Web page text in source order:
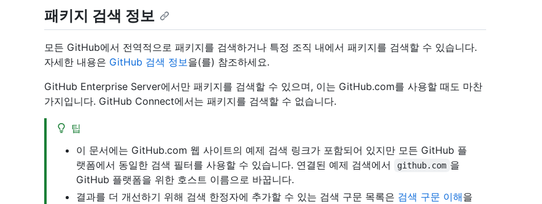
패키지 검색 정보
모든 GitHub에서 전역적으로 패키지를 검색하거나 특정 조직 내에서 패키지를 검색할 수 있습니다.
자세한 내용은 GitHub 검색 정보을(를) 참조하세요.
GitHub Enterprise Server에서만 패키지를 검색할 수 있으며, 이는 GitHub.com를 사용할 때도 마찬
가지입니다. GitHub Connect에서는 패키지를 검색할 수 없습니다.
팁
이 문서에는 GitHub.com 웹 사이트의 예제 검색 링크가 포함되어 있지만 모든 GitHub 플
랫폼에서 동일한 검색 필터를 사용할 수 있습니다. 연결된 예제 검색에서
github.com 을
GitHub 플랫폼을 위한 호스트 이름으로 바꿉니다.
결과를 더 개선하기 위해 검색 한정자에 추가할 수 있는 검색 구문 목록은 검색 구문 이해을